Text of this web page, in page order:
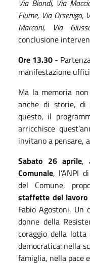
Via Biondi, Via
Fiume, Via Orsenigo,
Marconi, Via
conclusione
Ore 13.30 -
manifestazione
Ma la memoria
anche di storie, di
questo, il
arricchisce
invitano a pensare,
Sabato 26 aprile,
Comunale, l’ANPI
del Comune,
staffette del
Fabio Agostoni. Un
donne della
coraggio della lotta
democratica: nella
famiglia, nella pace